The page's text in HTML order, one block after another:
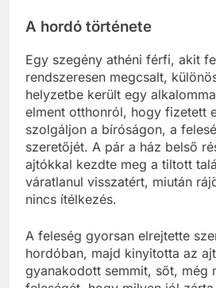
A hordó története
Egy szegény athéni férfi, akit
rendszeresen megcsalt,
helyzetbe került egy
elment otthonról, hogy fizetett
szolgáljon a bíróságon, a
szeretőjét. A pár a ház belső
ajtókkal kezdte meg a tiltott
váratlanul visszatért, miután
nincs ítélkezés.
A feleség gyorsan elrejtette
hordóban, majd kinyitotta az
gyanakodott semmit, sőt, még